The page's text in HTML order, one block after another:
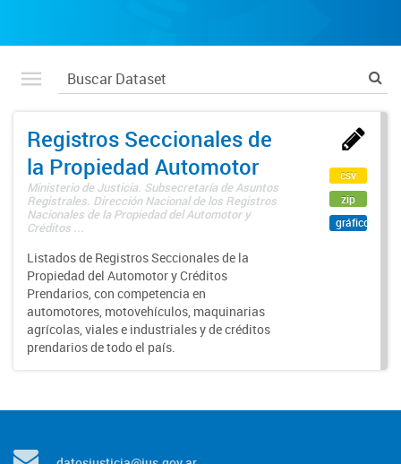
Registros Seccionales de
la Propiedad Automotor
Ministerio de Justicia. Subsecretaría de Asuntos
Registrales. Dirección Nacional de los Registros
Nacionales de la Propiedad del Automotor y
Créditos ...
Listados de Registros Seccionales de la
Propiedad del Automotor y Créditos
Prendarios, con competencia en
automotores, motovehículos, maquinarias
agrícolas, viales e industriales y de créditos
prendarios de todo el país.
csv
zip
gráfico